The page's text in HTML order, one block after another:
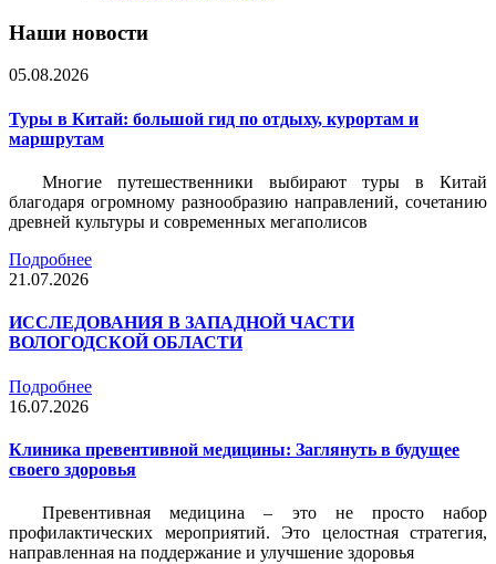
Наши новости
05.08.2026
Туры в Китай: большой гид по отдыху, курортам и
маршрутам
Многие путешественники выбирают туры в Китай
благодаря огромному разнообразию направлений, сочетанию
древней культуры и современных мегаполисов
Подробнее
21.07.2026
ИССЛЕДОВАНИЯ В ЗАПАДНОЙ ЧАСТИ
ВОЛОГОДСКОЙ ОБЛАСТИ
Подробнее
16.07.2026
Клиника превентивной медицины: Заглянуть в будущее
своего здоровья
Превентивная медицина – это не просто набор
профилактических мероприятий. Это целостная стратегия,
направленная на поддержание и улучшение здоровья